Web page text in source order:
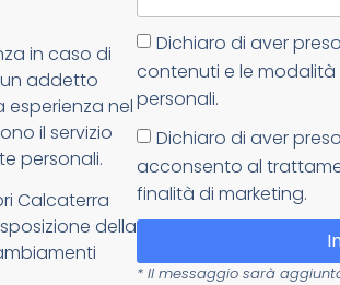
in caso di
un addetto
nel
il servizio
personali.
Calcaterra
della
Dichiaro di aver
contenuti e le
personali.
Dichiaro di aver
acconsento al
finalità di marketing.
* Il messaggio sarà